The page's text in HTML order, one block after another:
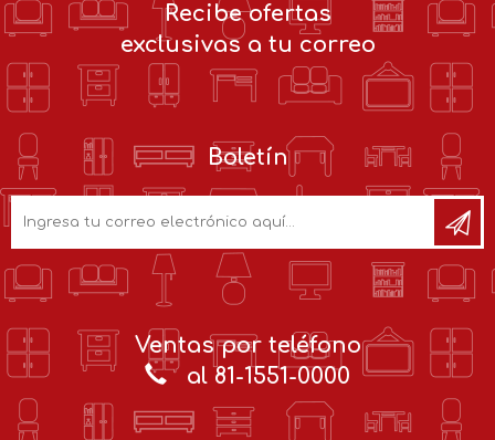
Recibe ofertas
exclusivas a tu correo
Boletín
Ventas por teléfono
al 81-1551-0000